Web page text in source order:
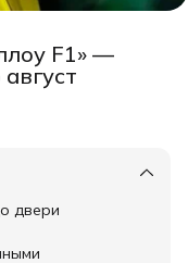
F1» —
двери